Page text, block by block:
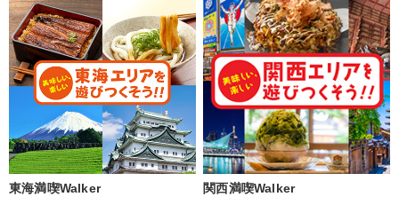
東海満喫Walker 関西満喫Walker